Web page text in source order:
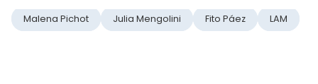
Malena Pichot Julia Mengolini Fito Páez LAM